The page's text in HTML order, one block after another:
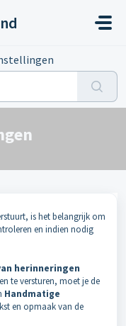
is het belangrijk om
en indien nodig
herinneringen
te versturen, moet je de
Handmatige
en opmaak van de